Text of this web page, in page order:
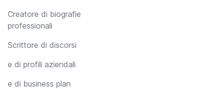
Creatore di biografie
professionali
Scrittore di discorsi
e di profili aziendali
e di business plan